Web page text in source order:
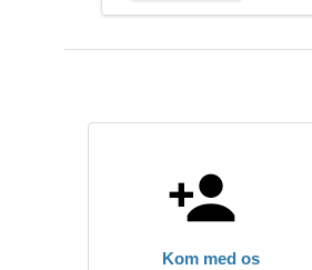
Kom med os